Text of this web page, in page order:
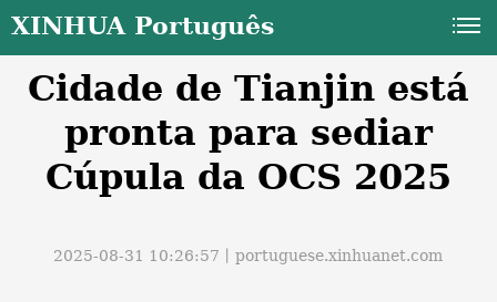
XINHUA Português
Cidade de Tianjin está
pronta para sediar
Cúpula da OCS 2025
2025-08-31 10:26:57丨portuguese.xinhuanet.com